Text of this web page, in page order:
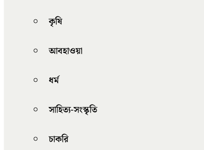
কৃষি
আবহাওয়া
ধর্ম
সাহিত্য-সংস্কৃতি
চাকরি